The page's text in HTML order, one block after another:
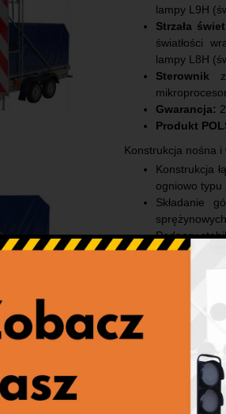
lampy L9H
Strzała
światłości
lampy L8H
Sterownik z
Gwarancja:
Produkt
Konstrukcja nośna i
Konstrukcja
ogniowo typu
Składanie
sprężynowych
Podpory
Pojemnik na
Dodatkowe
znaku (C9/
najazdy,